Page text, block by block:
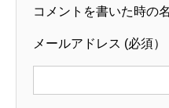
コメントを書いた時の
メールアドレス (必須）